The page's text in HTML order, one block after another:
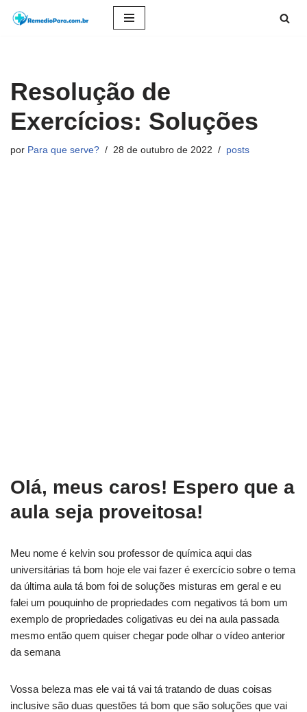
conteúdo
Resolução de
Exercícios: Soluções
por Para que serve? 28 de outubro de 2022 posts
Olá, meus caros! Espero que a
aula seja proveitosa!
Meu nome é kelvin sou professor de química aqui das
universitárias tá bom hoje ele vai fazer é exercício sobre o tema
da última aula tá bom foi de soluções misturas em geral e eu
falei um pouquinho de propriedades com negativos tá bom um
exemplo de propriedades coligativas eu dei na aula passada
mesmo então quem quiser chegar pode olhar o vídeo anterior
da semana
Vossa beleza mas ele vai tá vai tá tratando de duas coisas
inclusive são duas questões tá bom que são soluções que vai